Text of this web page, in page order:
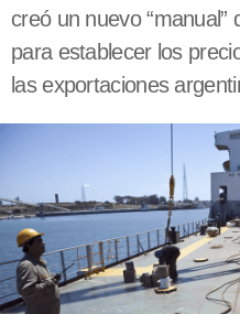
creó un nuevo
para establecer los
las exportaciones